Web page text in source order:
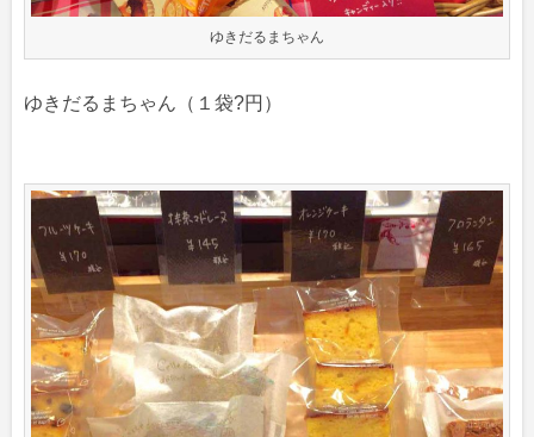
ゆきだるまちゃん
ゆきだるまちゃん（１袋?円）